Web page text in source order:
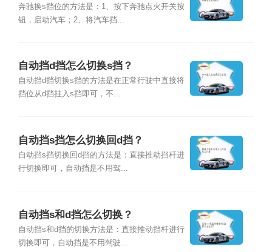
奔驰换s挡位的方法是：1、按下奔驰点火开关按
钮，启动汽车；2、将汽车挡...
自动挡d挡怎么切换s挡？
自动挡d挡切换s挡的方法是在正常行驶中直接将
挡位从d挡挂入s挡即可，不...
自动挡s挡怎么切换回d挡？
自动挡s挡切换回d挡的方法是：直接推动挡杆进
行切换即可，自动挡是不用驾...
自动挡s和d挡怎么切换？
自动挡s和d挡的切换方法是：直接推动挡杆进行
切换即可，自动挡是不用驾驶...